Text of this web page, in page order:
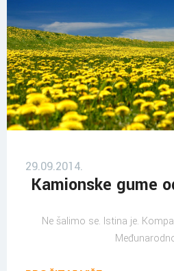
29.09.2014.
Kamionske gume
Ne šalimo se. Istina je.